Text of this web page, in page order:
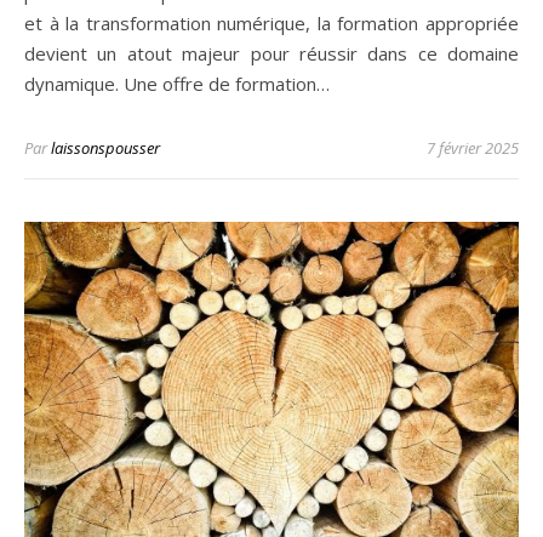
et à la transformation numérique, la formation appropriée
devient un atout majeur pour réussir dans ce domaine
dynamique. Une offre de formation…
Parlaissonspousser 7 février 2025